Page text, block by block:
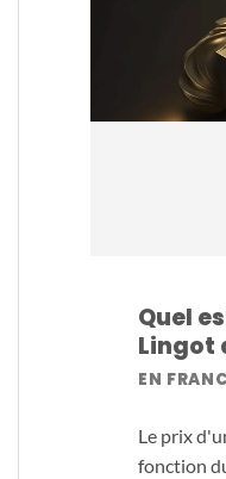
Quel
Lingot
EN
Le prix
fonction